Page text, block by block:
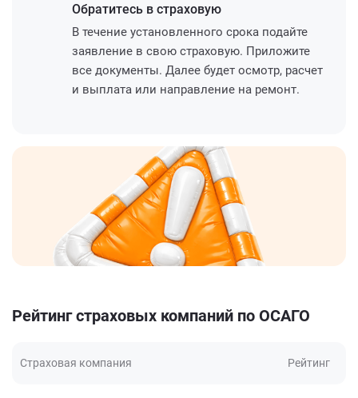
Обратитесь в страховую
В течение установленного срока подайте
заявление в свою страховую. Приложите
все документы. Далее будет осмотр, расчет
и выплата или направление на ремонт.
Рейтинг страховых компаний по ОСАГО
Страховая компания Рейтинг